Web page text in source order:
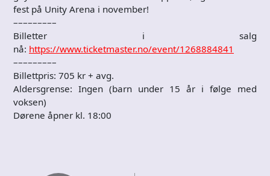
fest på Unity Arena i november!
–––––––––
Billetter i salg
nå: https://www.ticketmaster.no/event/1268884841
–––––––––
Billettpris: 705 kr + avg.
Aldersgrense: Ingen (barn under 15 år i følge med
voksen)
Dørene åpner kl. 18:00